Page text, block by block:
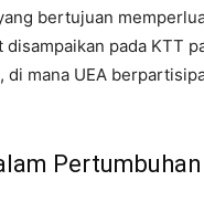
bertujuan
pada KTT
mana UEA